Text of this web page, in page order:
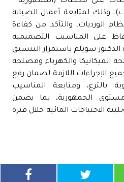
٤ - سيدمنت)، وذلك لمتابعة أعمال الصيانة
الورديات، والتأكد من كفاءة
على المناسيب التصميمية
سويلم باستمرار التنسيق
الميكانيكا والكهرباء ومصلحة
الإجراءات اللازمة لضمان رفع
بالترع، ومتابعة المناسيب
الجمهورية، بما يضمن
الاحتياجات المائية خلال فترة